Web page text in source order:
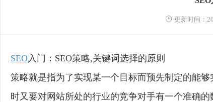
更新时间：
SEO入门：SEO策略,关键词选择的原则
策略就是指为了实现某一个目标而预先制定的能够
时又要对网站所处的行业的竞争对手有一个准确